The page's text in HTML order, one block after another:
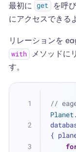
最初に
get
を呼
にアクセスできる
リレーションを
with
メソッドに
す。
//
Planet
{